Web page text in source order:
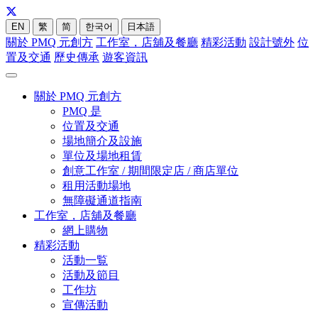
EN 繁 简 한국어 日本語
關於 PMQ 元創方 工作室，店舖及餐廳 精彩活動 設計號外 位
置及交通 歷史傳承 遊客資訊
關於 PMQ 元創方
PMQ 是
位置及交通
場地簡介及設施
單位及場地租賃
創意工作室 / 期間限定店 / 商店單位
租用活動場地
無障礙通道指南
工作室，店舖及餐廳
網上購物
精彩活動
活動一覧
活動及節目
工作坊
宣傳活動